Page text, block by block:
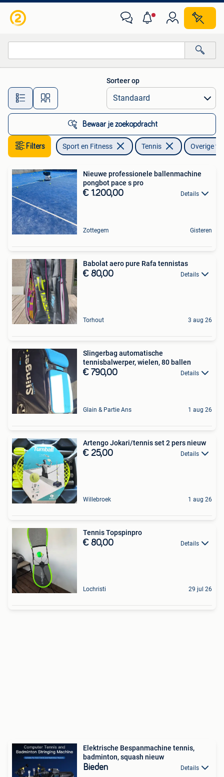
Alle afstanden…
Sorteer op
Bewaar je zoekopdracht
Filters Sport en Fitness Tennis Overige
Nieuwe professionele ballenmachine
pongbot pace s pro
€ 1.200,00 Details
Zottegem Gisteren
Babolat aero pure Rafa tennistas
€ 80,00 Details
Torhout 3 aug 26
Slingerbag automatische
tennisbalwerper, wielen, 80 ballen
€ 790,00 Details
Glain & Partie Ans 1 aug 26
Artengo Jokari/tennis set 2 pers nieuw
€ 25,00 Details
Willebroek 1 aug 26
Tennis Topspinpro
€ 80,00 Details
Lochristi 29 jul 26
Elektrische Bespanmachine tennis,
badminton, squash nieuw
Bieden Details